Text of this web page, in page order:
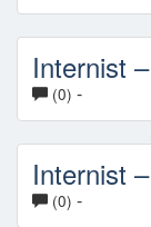
Internist
(0) -
Internist
(0) -